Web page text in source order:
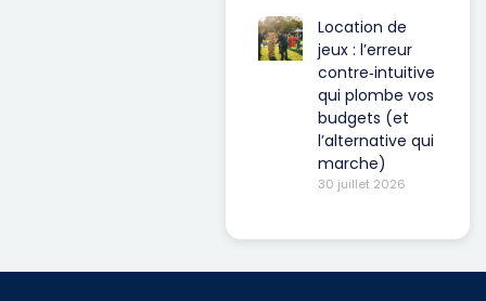
Location de
jeux : l’erreur
contre‑intuitive
qui plombe vos
budgets (et
l’alternative qui
marche)
30 juillet 2026